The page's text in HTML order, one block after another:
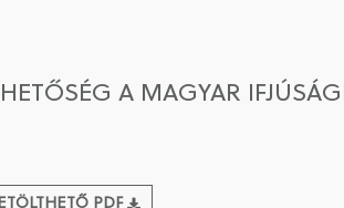
A MAGYAR
PDF